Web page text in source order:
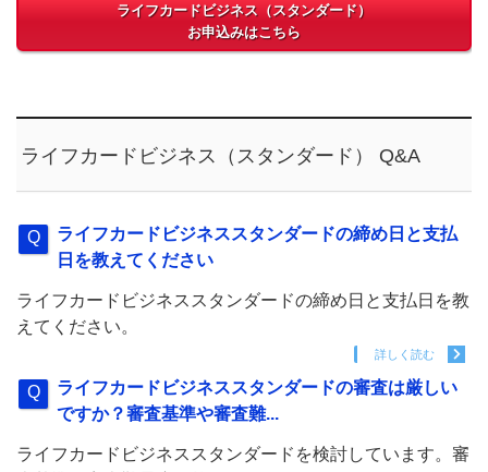
ライフカードビジネス（スタンダード）
お申込みはこちら
ライフカードビジネス（スタンダード） Q&A
ライフカードビジネススタンダードの締め日と支払
日を教えてください
ライフカードビジネススタンダードの締め日と支払日を教
えてください。
詳しく読む
ライフカードビジネススタンダードの審査は厳しい
ですか？審査基準や審査難...
ライフカードビジネススタンダードを検討しています。審